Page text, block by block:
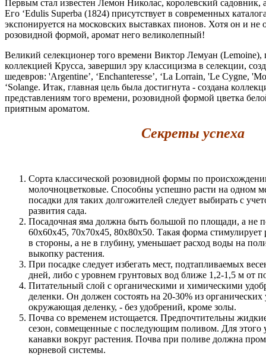
Первым стал известен Лемон Николас, королевский садовник,
Его ‘Edulis Superba (1824) присутствует в современных
экспонируется на московских выставках пионов. Хотя он и не
розовидной формой, аромат него великолепный!
Великий селекционер того времени Виктор Лемуан (Lemoine),
коллекцией Крусса, завершил эру классицизма в селекции,
шедевров: 'Argentine’, ‘Enchanteresse’, ‘La Lorrain, 'Le Cygne,
‘Solange. Итак, главная цель была достигнута - создана
представлениям того времени, розовидной формой цветка
приятным ароматом.
Секреты успеха
Сорта классической розовидной формы по
молочноцветковые. Способны успешно расти на одном
посадки для таких долгожителей следует выбирать с
развития сада.
Посадочная яма должна быть большой по площади, а не
60x60x45, 70x70x45, 80x80x50. Такая форма стимулирует
в стороны, а не в глубину, уменьшает расход воды на
выкопку растения.
При посадке следует избегать мест, подтапливаемых
дней, либо с уровнем грунтовых вод ближе 1,2-1,5 м от
Питательный слой с органическими и химическими
деленки. Он должен состоять на 20-30% из
окружающая деленку, - без удобрений, кроме золы.
Почва со временем истощается. Предпочтительны
сезон, совмещенные с последующим поливом. Для этого
канавки вокруг растения. Почва при поливе должна
корневой системы.